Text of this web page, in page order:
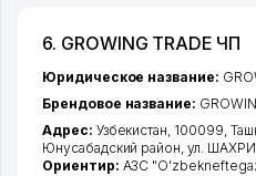
6. GROWING TRADE ЧП
Юридическое название:
Брендовое название:
Адрес: Узбекистан, 100099,
Юнусабадский район,ул.
Ориентир: АЗС